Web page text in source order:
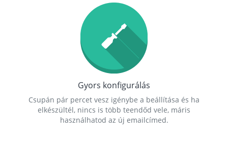
Gyors konfigurálás
Csupán pár percet vesz igénybe a beállítása és ha
elkészültél, nincs is több teendőd vele, máris
használhatod az új emailcímed.